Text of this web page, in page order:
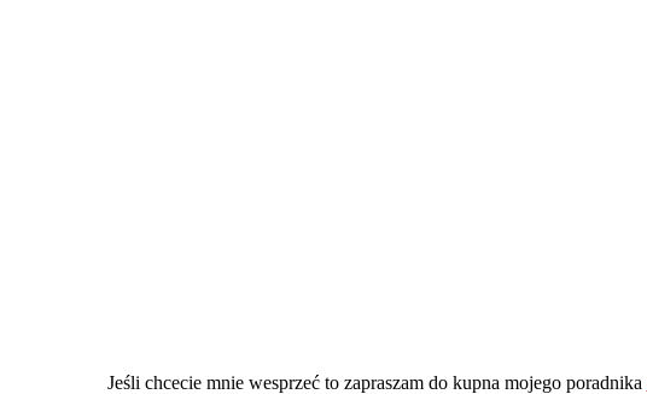
Jeśli chcecie mnie wesprzeć to zapraszam do kupna mojego poradnika